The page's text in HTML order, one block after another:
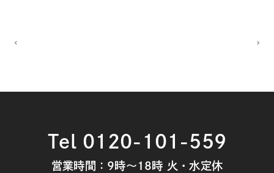
Tel 0120-101-559
営業時間：9時～18時 火・水定休